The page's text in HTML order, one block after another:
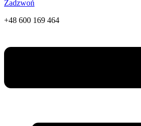
Zadzwoń
+48 600 169 464